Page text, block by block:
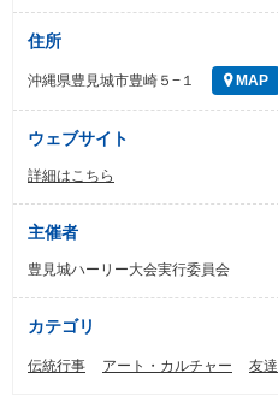
住所
沖縄県豊見城市豊崎５−１ MAP
ウェブサイト
詳細はこちら
主催者
豊見城ハーリー大会実行委員会
カテゴリ
伝統行事 アート・カルチャー 友達